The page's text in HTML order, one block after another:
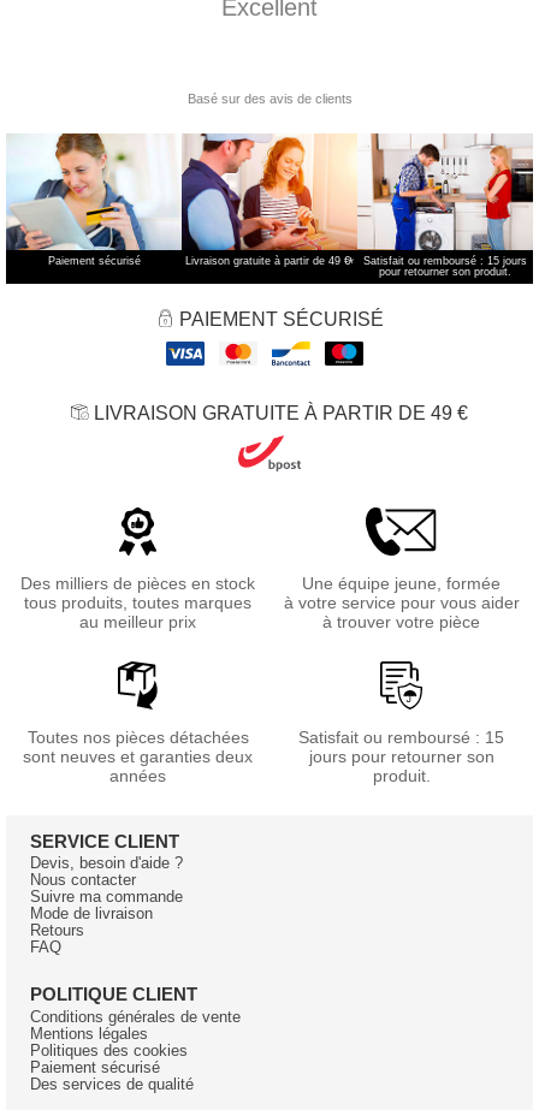
Paiement sécurisé Livraison gratuite à partir de 49 €*
Satisfait ou remboursé : 15 jours
pour retourner son produit.
PAIEMENT SÉCURISÉ
LIVRAISON GRATUITE À PARTIR DE 49 €
Des milliers de pièces en stock
tous produits, toutes marques
au meilleur prix
Une équipe jeune, formée
à votre service pour vous aider
à trouver votre pièce
Toutes nos pièces détachées
sont neuves et garanties deux
années
Satisfait ou remboursé : 15
jours pour retourner son
produit.
SERVICE CLIENT
Devis, besoin d'aide ?
Nous contacter
Suivre ma commande
Mode de livraison
Retours
FAQ
POLITIQUE CLIENT
Conditions générales de vente
Mentions légales
Politiques des cookies
Paiement sécurisé
Des services de qualité